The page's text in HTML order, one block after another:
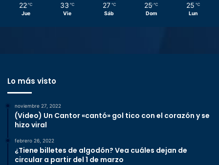
22 ℃
Jue
33 ℃
Vie
27 ℃
Sáb
25 ℃
Dom
25 ℃
Lun
Lo más visto
noviembre 27, 2022
(Video) Un Cantor «cantó» gol tico con el corazón y se
hizo viral
febrero 26, 2022
¿Tiene billetes de algodón? Vea cuáles dejan de
circular a partir del 1 de marzo